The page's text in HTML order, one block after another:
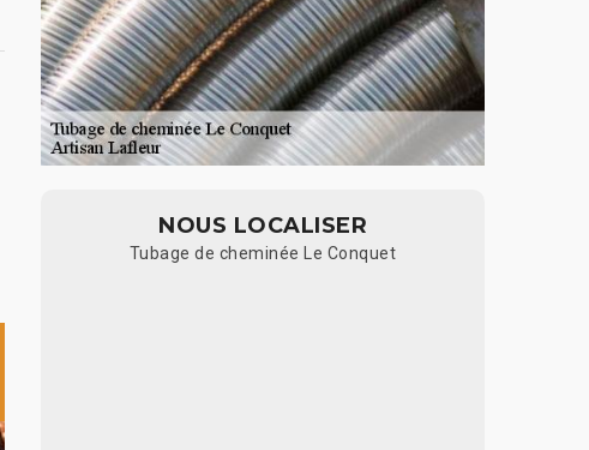
NOUS LOCALISER
Tubage de cheminée Le Conquet